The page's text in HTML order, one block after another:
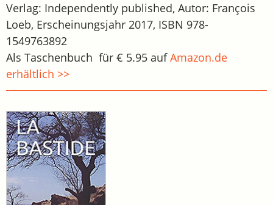
Verlag: Independently published, Autor: François
Loeb, Erscheinungsjahr 2017, ISBN 978-
1549763892
Als Taschenbuch für € 5.95 aufAmazon.de
erhältlich >>